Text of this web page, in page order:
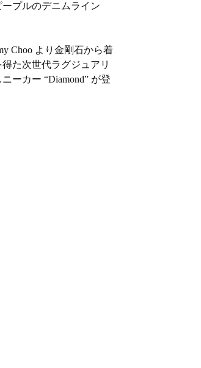
ープルのデニムライン
Choo より金剛石から着
得た次世代ラグジュアリ
ニーカー “Diamond” が登